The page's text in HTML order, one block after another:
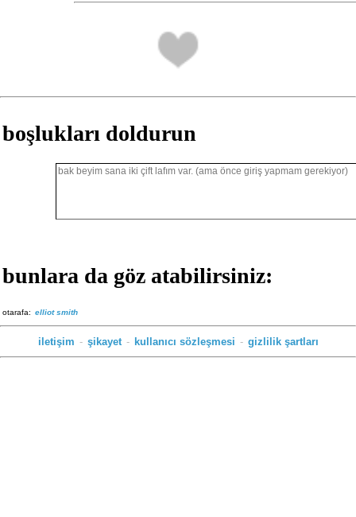
boşlukları doldurun
bunlara da göz atabilirsiniz:
otarafa: elliot smith
iletişim - şikayet - kullanıcı sözleşmesi - gizlilik şartları